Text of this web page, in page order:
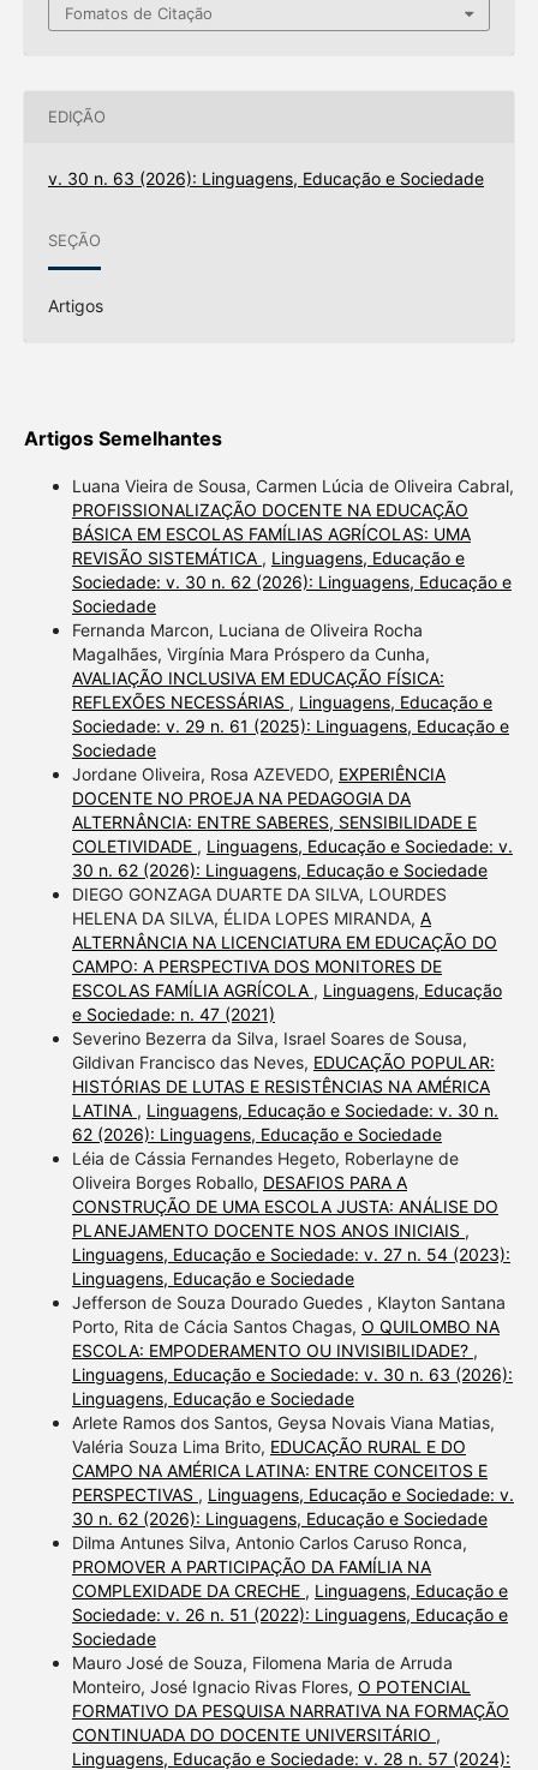
Fomatos de Citação
EDIÇÃO
v. 30 n. 63 (2026): Linguagens, Educação e Sociedade
SEÇÃO
Artigos
Artigos Semelhantes
Luana Vieira de Sousa, Carmen Lúcia de Oliveira Cabral,
PROFISSIONALIZAÇÃO DOCENTE NA EDUCAÇÃO
BÁSICA EM ESCOLAS FAMÍLIAS AGRÍCOLAS: UMA
REVISÃO SISTEMÁTICA , Linguagens, Educação e
Sociedade: v. 30 n. 62 (2026): Linguagens, Educação e
Sociedade
Fernanda Marcon, Luciana de Oliveira Rocha
Magalhães, Virgínia Mara Próspero da Cunha,
AVALIAÇÃO INCLUSIVA EM EDUCAÇÃO FÍSICA:
REFLEXÕES NECESSÁRIAS , Linguagens, Educação e
Sociedade: v. 29 n. 61 (2025): Linguagens, Educação e
Sociedade
Jordane Oliveira, Rosa AZEVEDO, EXPERIÊNCIA
DOCENTE NO PROEJA NA PEDAGOGIA DA
ALTERNÂNCIA: ENTRE SABERES, SENSIBILIDADE E
COLETIVIDADE , Linguagens, Educação e Sociedade: v.
30 n. 62 (2026): Linguagens, Educação e Sociedade
DIEGO GONZAGA DUARTE DA SILVA, LOURDES
HELENA DA SILVA, ÉLIDA LOPES MIRANDA, A
ALTERNÂNCIA NA LICENCIATURA EM EDUCAÇÃO DO
CAMPO: A PERSPECTIVA DOS MONITORES DE
ESCOLAS FAMÍLIA AGRÍCOLA , Linguagens, Educação
e Sociedade: n. 47 (2021)
Severino Bezerra da Silva, Israel Soares de Sousa,
Gildivan Francisco das Neves, EDUCAÇÃO POPULAR:
HISTÓRIAS DE LUTAS E RESISTÊNCIAS NA AMÉRICA
LATINA , Linguagens, Educação e Sociedade: v. 30 n.
62 (2026): Linguagens, Educação e Sociedade
Léia de Cássia Fernandes Hegeto, Roberlayne de
Oliveira Borges Roballo, DESAFIOS PARA A
CONSTRUÇÃO DE UMA ESCOLA JUSTA: ANÁLISE DO
PLANEJAMENTO DOCENTE NOS ANOS INICIAIS ,
Linguagens, Educação e Sociedade: v. 27 n. 54 (2023):
Linguagens, Educação e Sociedade
Jefferson de Souza Dourado Guedes , Klayton Santana
Porto, Rita de Cácia Santos Chagas, O QUILOMBO NA
ESCOLA: EMPODERAMENTO OU INVISIBILIDADE? ,
Linguagens, Educação e Sociedade: v. 30 n. 63 (2026):
Linguagens, Educação e Sociedade
Arlete Ramos dos Santos, Geysa Novais Viana Matias,
Valéria Souza Lima Brito, EDUCAÇÃO RURAL E DO
CAMPO NA AMÉRICA LATINA: ENTRE CONCEITOS E
PERSPECTIVAS , Linguagens, Educação e Sociedade: v.
30 n. 62 (2026): Linguagens, Educação e Sociedade
Dilma Antunes Silva, Antonio Carlos Caruso Ronca,
PROMOVER A PARTICIPAÇÃO DA FAMÍLIA NA
COMPLEXIDADE DA CRECHE , Linguagens, Educação e
Sociedade: v. 26 n. 51 (2022): Linguagens, Educação e
Sociedade
Mauro José de Souza, Filomena Maria de Arruda
Monteiro, José Ignacio Rivas Flores, O POTENCIAL
FORMATIVO DA PESQUISA NARRATIVA NA FORMAÇÃO
CONTINUADA DO DOCENTE UNIVERSITÁRIO ,
Linguagens, Educação e Sociedade: v. 28 n. 57 (2024):